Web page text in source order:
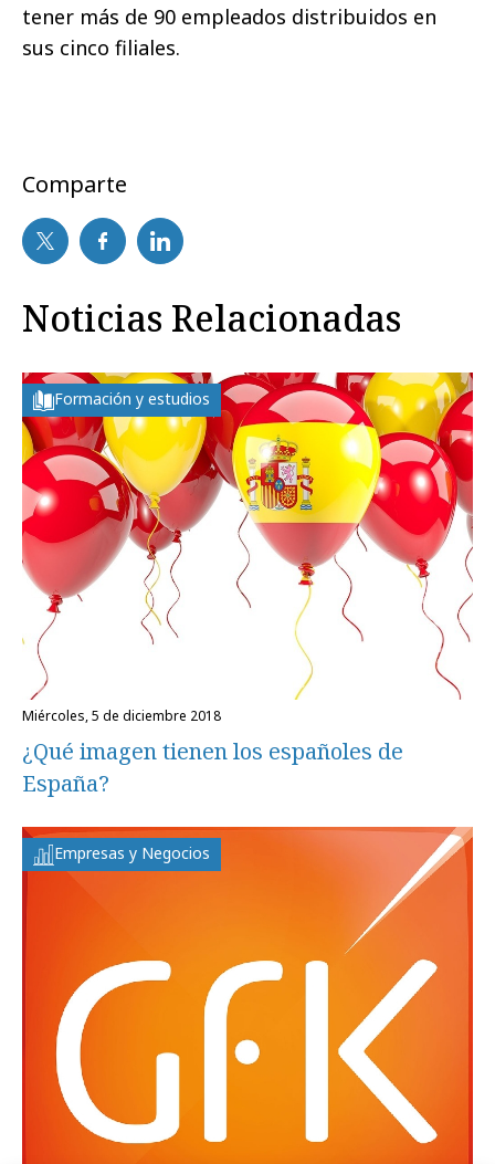
tener más de 90 empleados distribuidos en
sus cinco filiales.
Comparte
Noticias Relacionadas
Formación y estudios
miércoles, 5 de diciembre 2018
¿Qué imagen tienen los españoles de
España?
Empresas y Negocios